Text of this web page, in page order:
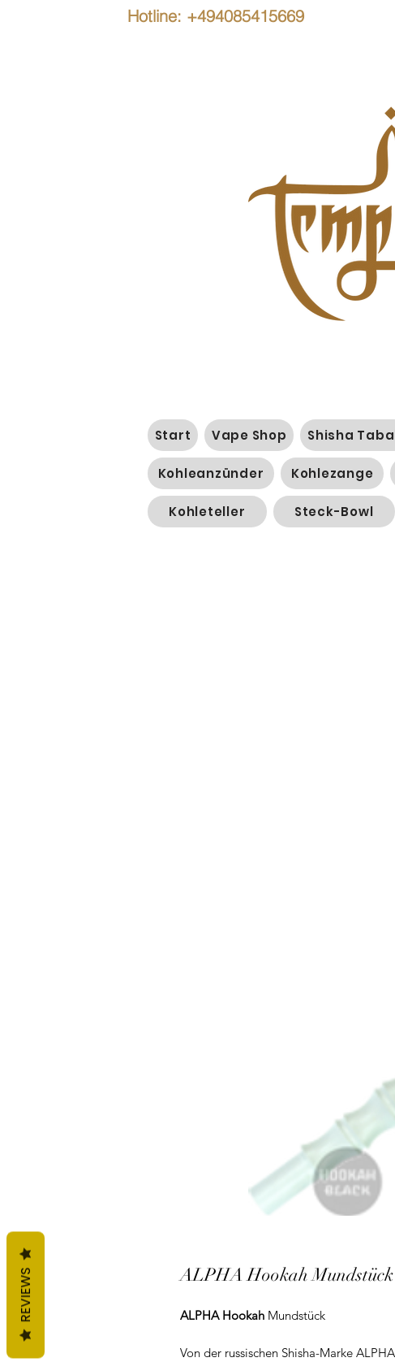
Hotline: +494085415669
Start Vape Shop Shisha
Kohleanzünder Kohlezange
Kohleteller Steck-Bowl
ALPHA Hookah
ALPHA Hookah Mundstück
Von der russischen Shisha-Marke
REVIEWS